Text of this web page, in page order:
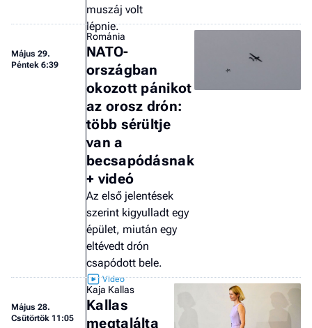
muszáj volt
lépnie.
Május 29.
Péntek 6:39
Románia
NATO-
országban
okozott pánikot
az orosz drón:
több sérültje
van a
becsapódásnak
+ videó
Az első jelentések
szerint kigyulladt egy
épület, miután egy
eltévedt drón
csapódott bele.
Május 28.
Csütörtök 11:05
Kaja Kallas
Kallas
megtalálta